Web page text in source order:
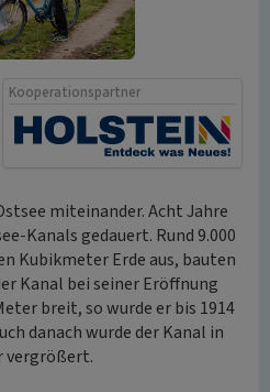
Kooperationspartner
miteinander. Acht Jahre
Kanals gedauert. Rund 9.000
Kubikmeter Erde aus, bauten
Kanal bei seiner Eröffnung
breit, so wurde er bis 1914
danach wurde der Kanal in
vergrößert.